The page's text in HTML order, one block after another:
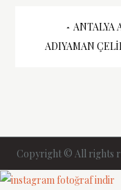
Yazı ANTALYA
ADIYAMAN
Copyright © All rights